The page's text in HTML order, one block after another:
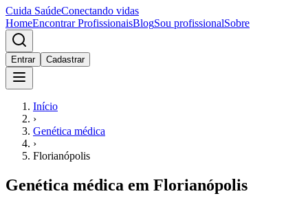
Cuida SaúdeConectando vidas
HomeEncontrar ProfissionaisBlogSou profissionalSobre
Entrar Cadastrar
Início
›
Genética médica
›
Florianópolis
Genética médica em Florianópolis